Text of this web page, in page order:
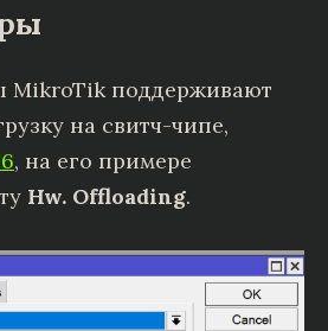
MikroTik поддерживают
на свитч-чипе,
, на его примере
Hw. Offloading.